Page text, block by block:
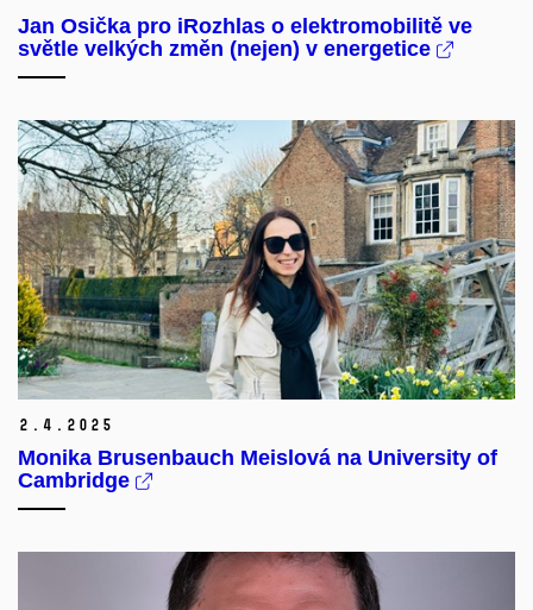
Jan Osička pro iRozhlas o elektromobilitě ve
světle velkých změn (nejen) v energetice
2. 4. 2025
Monika Brusenbauch Meislová na University of
Cambridge